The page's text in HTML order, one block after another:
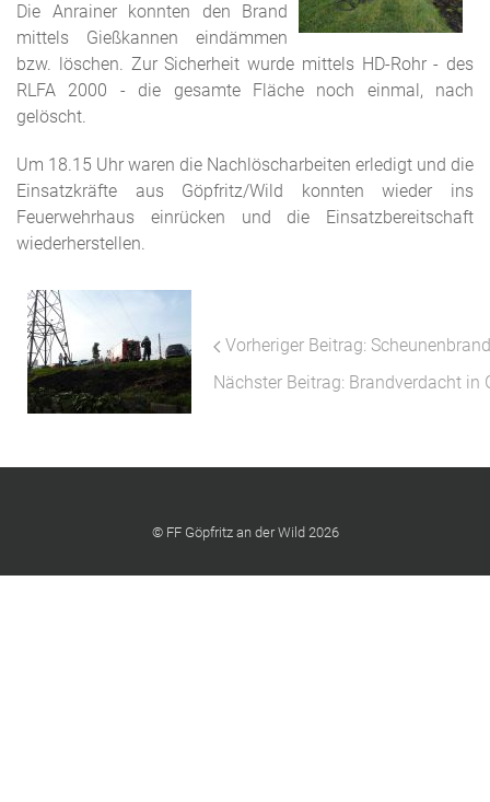
Die Anrainer konnten den Brand
mittels Gießkannen eindämmen
bzw. löschen. Zur Sicherheit wurde mittels HD-Rohr - des
RLFA 2000 - die gesamte Fläche noch einmal, nach
gelöscht.
Um 18.15 Uhr waren die Nachlöscharbeiten erledigt und die
Einsatzkräfte aus Göpfritz/Wild konnten wieder ins
Feuerwehrhaus einrücken und die Einsatzbereitschaft
wiederherstellen.
Vorheriger Beitrag:
Nächster Beitrag: Brandverdacht
© FF Göpfritz an der Wild 2026